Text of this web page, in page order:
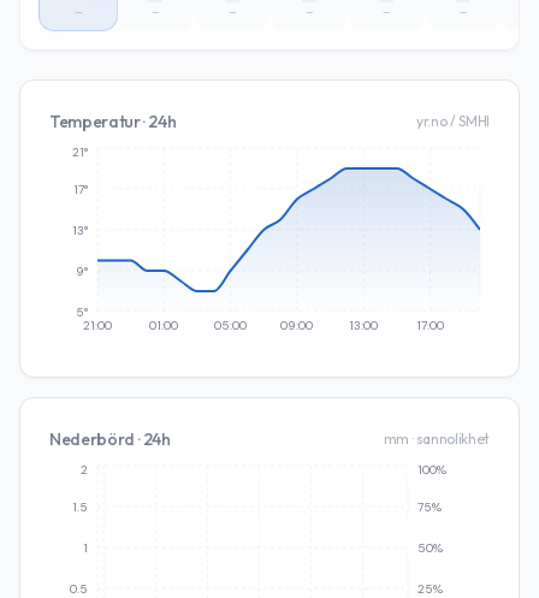
– – – – – –
Temperatur · 24h yr.no / SMHI
21:00 01:00 05:00 09:00 13:00 17:00
5°
9°
13°
17°
21°
Nederbörd · 24h mm · sannolikhet
0.5
1
1.5
2
25%
50%
75%
100%